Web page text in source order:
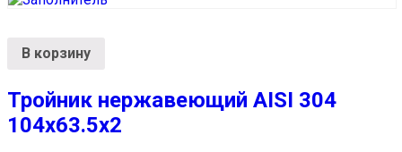
В корзину
Тройник нержавеющий AISI 304
104х63.5х2